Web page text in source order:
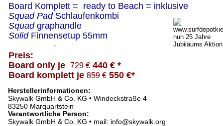
Board Komplett =  ready to Beach = inklusive
Squad Pad Schlaufenkombi
Squad graphandle
Solid Finnensetup 55mm
Preis:
Board only je 729 € 440 € *
Board komplett je 859 € 550 €*
.
Herstellerinformationen:
Skywalk GmbH & Co. KG • Windeckstraße 4
83250 Marquartstein
Verantwortliche Person:
Skywalk GmbH & Co. KG • mail: info@skywalk.org